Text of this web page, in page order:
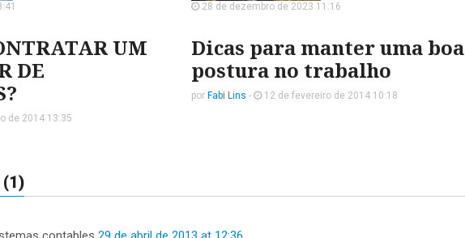
28 de dezembro de 2023 11:16
UM
DE
de 2014 13:35
Dicas para manter uma boa
postura no trabalho
por Fabi Lins - 12 de fevereiro de 2014 10:18
(1)